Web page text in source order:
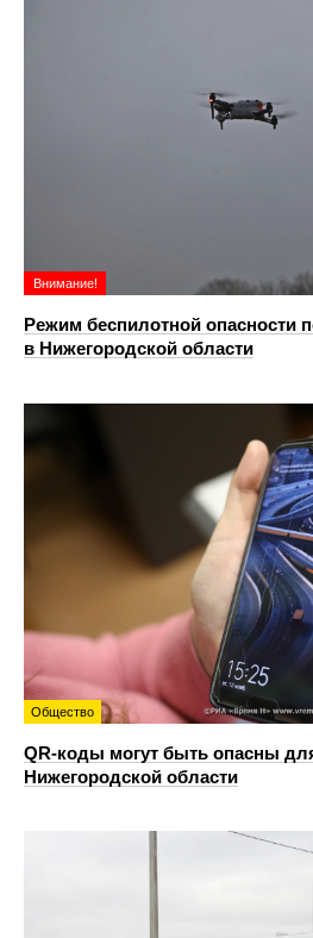
Внимание!
Режим беспилотной опасности
в Нижегородской области
Общество
QR-коды могут быть опасны
Нижегородской области